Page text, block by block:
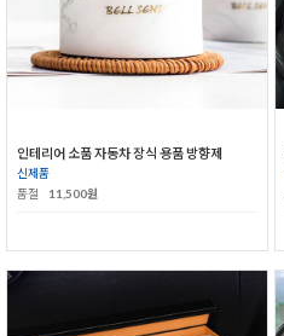
인테리어 소품 자동차 장식 용품 방향제
신제품
품절
11,500원